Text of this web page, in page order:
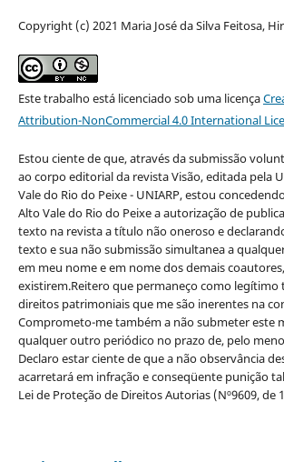
Copyright (c) 2021 Maria José da Silva Feitosa,
Este trabalho está licenciado sob uma licença
Attribution-NonCommercial 4.0 International
Estou ciente de que, através da submissão
ao corpo editorial da revista Visão, editada pela
Vale do Rio do Peixe - UNIARP, estou
Alto Vale do Rio do Peixe a autorização de
texto na revista a título não oneroso e
texto e sua não submissão simultanea a
em meu nome e em nome dos demais
existirem.Reitero que permaneço como
direitos patrimoniais que me são inerentes na
Comprometo-me também a não submeter este
qualquer outro periódico no prazo de, pelo
Declaro estar ciente de que a não observância
acarretará em infração e conseqüente punição
Lei de Proteção de Direitos Autorias (Nº9609, de